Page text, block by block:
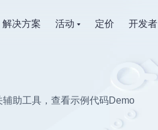
解决方案 活动 定价 开发者
助工具，查看示例代码Demo